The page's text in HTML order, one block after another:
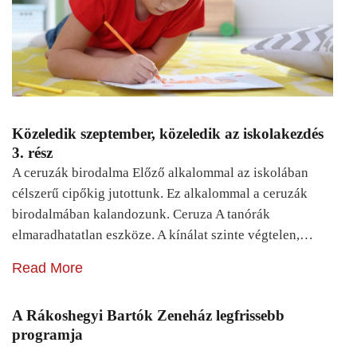
Közeledik szeptember, közeledik az iskolakezdés
3. rész
A ceruzák birodalma Előző alkalommal az iskolában
célszerű cipőkig jutottunk. Ez alkalommal a ceruzák
birodalmában kalandozunk. Ceruza A tanórák
elmaradhatatlan eszköze. A kínálat szinte végtelen,…
Read More
A Rákoshegyi Bartók Zeneház legfrissebb
programja